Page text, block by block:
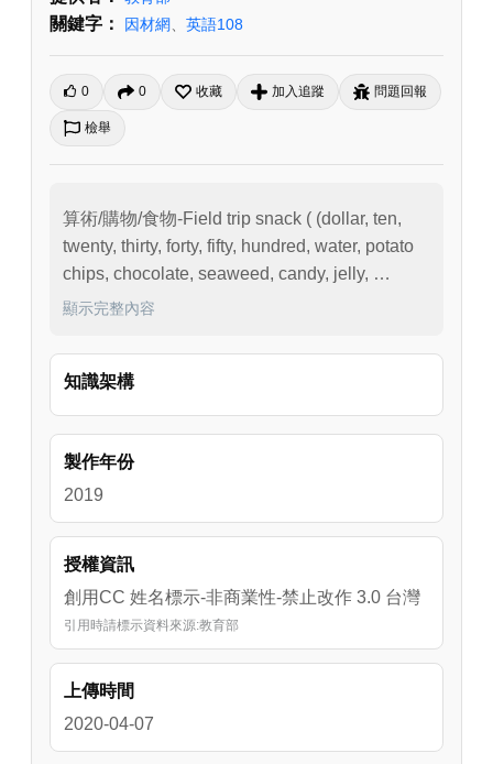
關鍵字： 因材網 英語108
0 0 收藏 加入追蹤 問題回報
檢舉
算術/購物/食物-Field trip snack ( (dollar, ten,
twenty, thirty, forty, fifty, hundred, water, potato
chips, chocolate, seaweed, candy, jelly,
cracker, puff, milk
顯示完整內容
知識架構
製作年份
2019
授權資訊
創用CC 姓名標示-非商業性-禁止改作 3.0 台灣
引用時請標示資料來源:教育部
上傳時間
2020-04-07